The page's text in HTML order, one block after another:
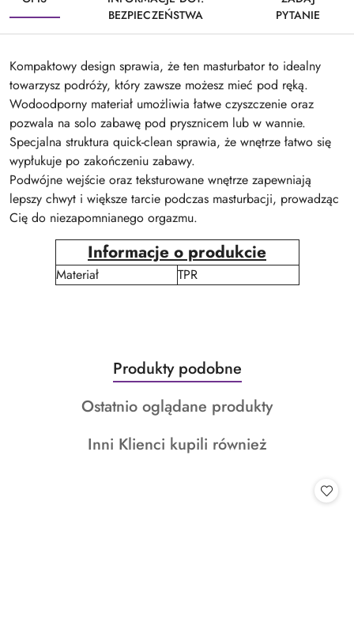
BEZPIECZEŃSTWA
PYTANIE
Kompaktowy design sprawia, że ten masturbator to idealny
towarzysz podróży, który zawsze możesz mieć pod ręką.
Wodoodporny materiał umożliwia łatwe czyszczenie oraz
pozwala na solo zabawę pod prysznicem lub w wannie.
Specjalna struktura quick-clean sprawia, że wnętrze łatwo się
wypłukuje po zakończeniu zabawy.
Podwójne wejście oraz teksturowane wnętrze zapewniają
lepszy chwyt i większe tarcie podczas masturbacji, prowadząc
Cię do niezapomnianego orgazmu.
Informacje o produkcie
Materiał TPR
Pomiń karuzelę produktów
Produkty
o
statusie:
Produkty podobne
Produkty
statusie:
Ostatnio oglądane produkty
Produkty
Inni Klienci kupili również